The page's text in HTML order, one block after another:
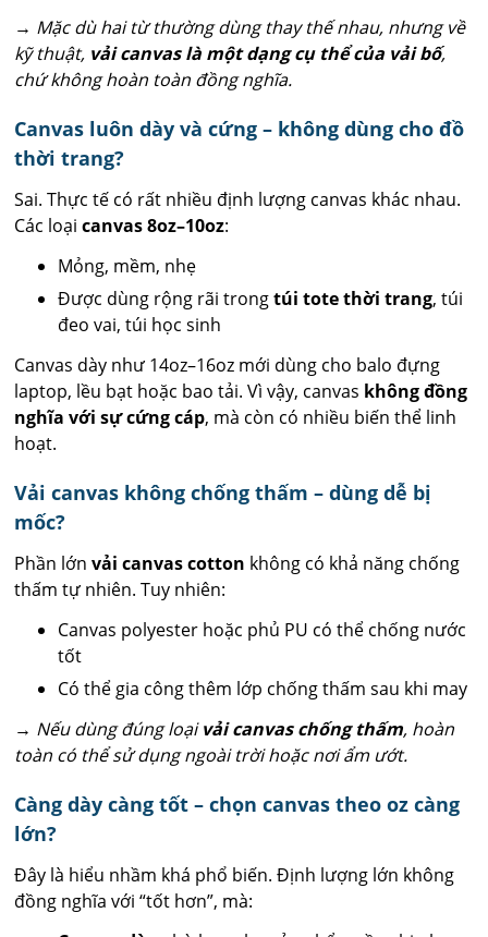
→ Mặc dù hai từ thường dùng thay thế nhau, nhưng về
kỹ thuật, vải canvas là một dạng cụ thể của vải bố,
chứ không hoàn toàn đồng nghĩa.
Canvas luôn dày và cứng – không dùng cho đồ
thời trang?
Sai. Thực tế có rất nhiều định lượng canvas khác nhau.
Các loạicanvas 8oz–10oz:
Mỏng, mềm, nhẹ
Được dùng rộng rãi trongtúi tote thời trang, túi
đeo vai, túi học sinh
Canvas dày như 14oz–16oz mới dùng cho balo đựng
laptop, lều bạt hoặc bao tải. Vì vậy, canvas không đồng
nghĩa với sự cứng cáp, mà còn có nhiều biến thể linh
hoạt.
Vải canvas không chống thấm – dùng dễ bị
mốc?
Phần lớnvải canvas cotton không có khả năng chống
thấm tự nhiên. Tuy nhiên:
Canvas polyester hoặc phủ PU có thể chống nước
tốt
Có thể gia công thêm lớp chống thấm sau khi may
→ Nếu dùng đúng loạivải canvas chống thấm, hoàn
toàn có thể sử dụng ngoài trời hoặc nơi ẩm ướt.
Càng dày càng tốt – chọn canvas theo oz càng
lớn?
Đây là hiểu nhầm khá phổ biến. Định lượng lớn không
đồng nghĩa với “tốt hơn”, mà: